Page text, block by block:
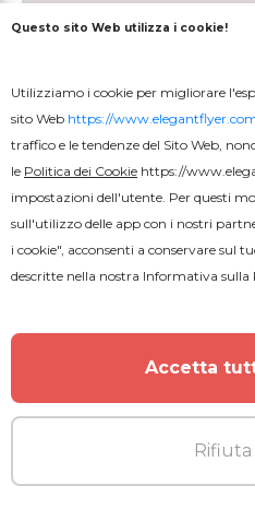
Questo sito Web utilizza i cookie!
Utilizziamo i cookie per migliorare
sito Web https://
traffico e le tendenze del Sito Web,
le Politica dei Cookie https://
impostazioni dell'utente. Per questi
sull'utilizzo delle app con i nostri
i cookie", acconsenti a conservare sul
descritte nella nostra Informativa sulla
Accetta